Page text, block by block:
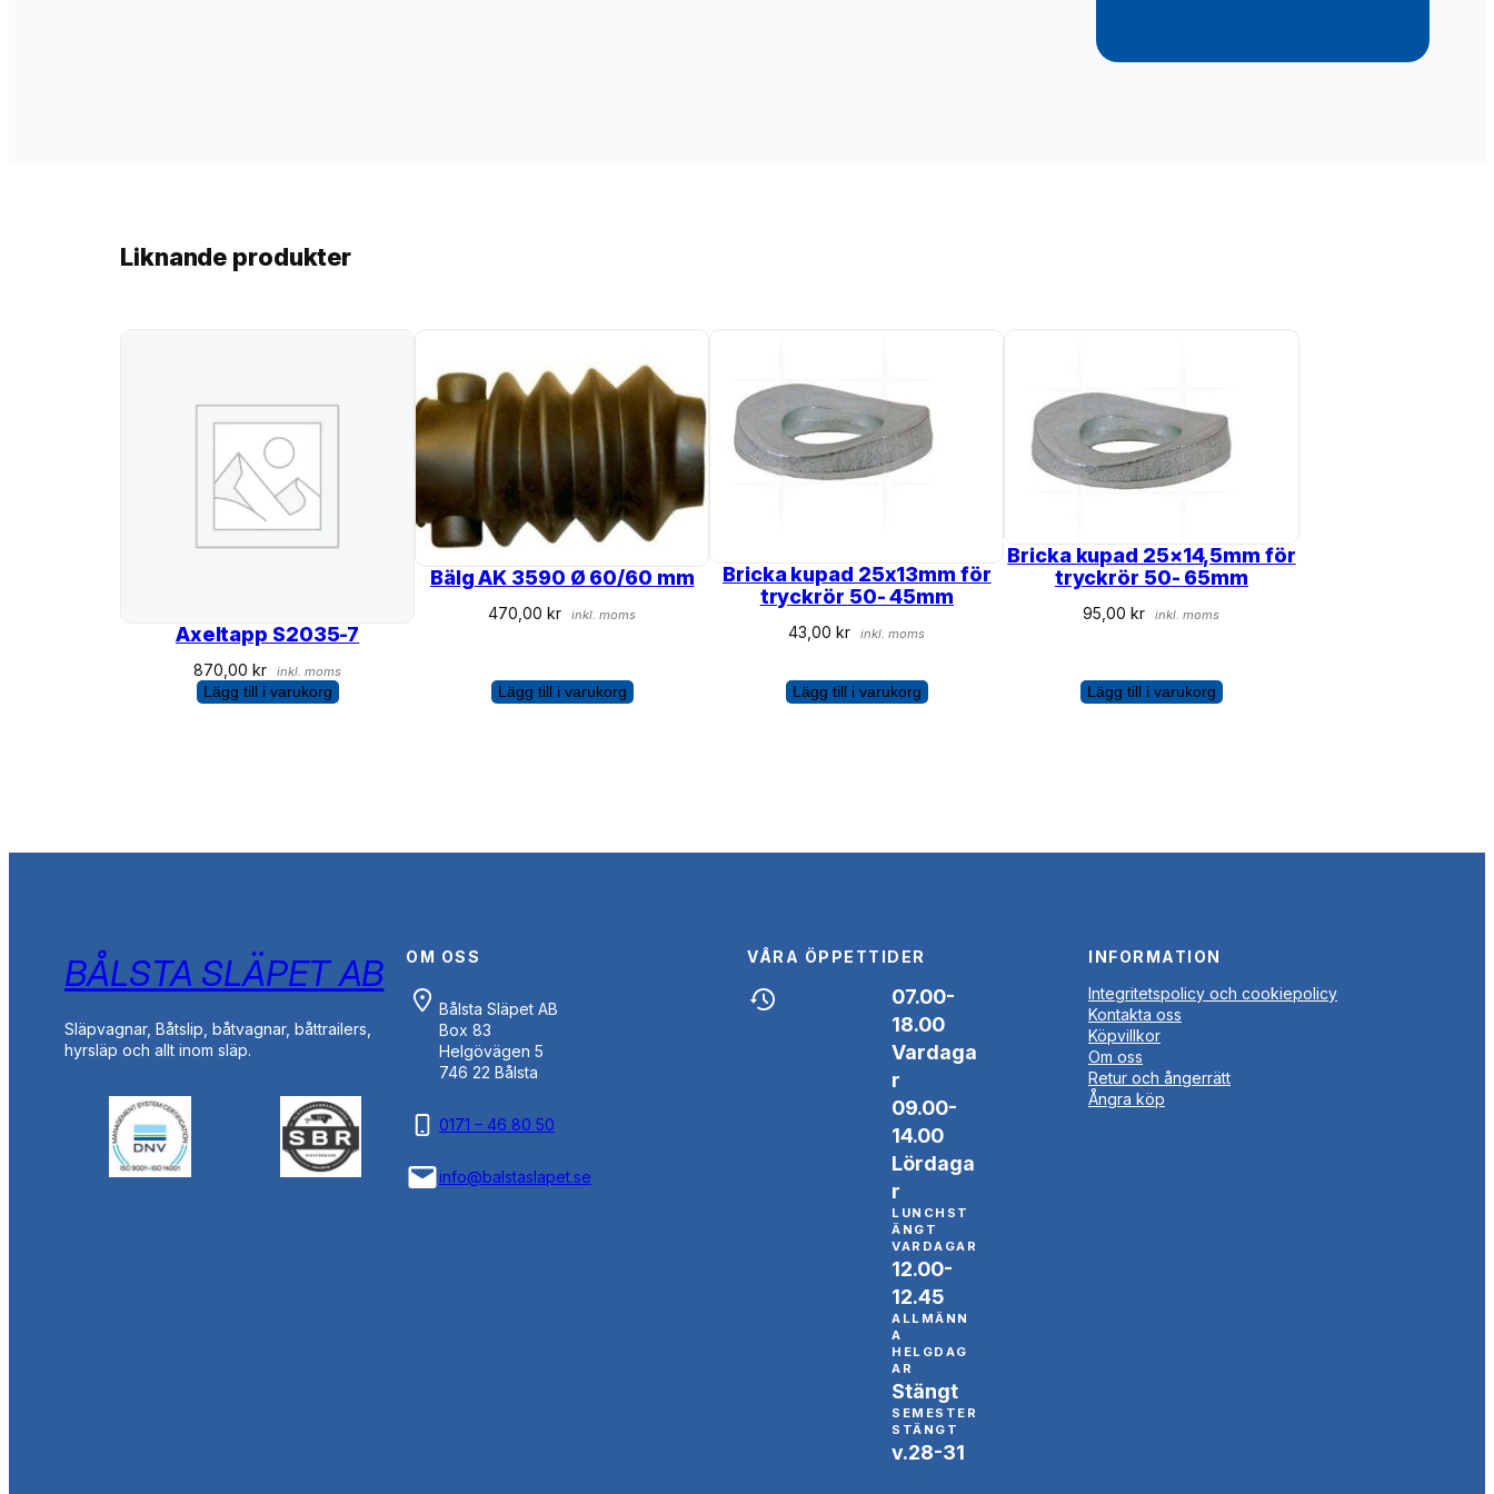
Liknande produkter
Axeltapp S2035-7
870,00kr inkl. moms
Lägg till i varukorg
Bälg AK 3590 Ø 60/60 mm
470,00kr inkl. moms
Lägg till i varukorg
Bricka kupad 25x13mm för
tryckrör 50- 45mm
43,00kr inkl. moms
Lägg till i varukorg
Bricka kupad 25×14,5mm för
tryckrör 50- 65mm
95,00kr inkl. moms
Lägg till i varukorg
BÅLSTA SLÄPET AB
Släpvagnar, Båtslip, båtvagnar, båttrailers,
hyrsläp och allt inom släp.
OM OSS
Bålsta Släpet AB
Box 83
Helgövägen 5
746 22 Bålsta
0171 – 46 80 50
info@balstaslapet.se
VÅRA ÖPPETTIDER
07.00-
18.00
Vardaga
r
09.00-
14.00
Lördaga
r
LUNCHST
ÄNGT
VARDAGAR
12.00-
12.45
ALLMÄNN
A
HELGDAG
AR
Stängt
SEMESTER
STÄNGT
v.28-31
INFORMATION
Integritetspolicy och cookiepolicy
Kontakta oss
Köpvillkor
Om oss
Retur och ångerrätt
Ångra köp